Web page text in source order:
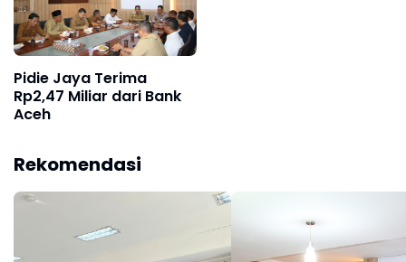
Pidie Jaya Terima
Rp2,47 Miliar dari Bank
Aceh
Rekomendasi